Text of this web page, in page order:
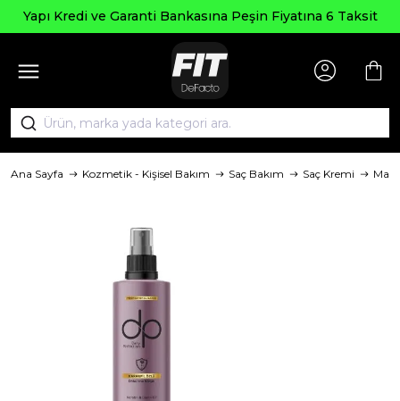
Yapı Kredi ve Garanti Bankasına Peşin Fiyatına 6 Taksit
Ana Sayfa Kozmetik - Kişisel Bakım Saç Bakım Saç Kremi